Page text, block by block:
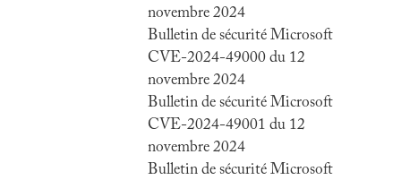
novembre 2024
Bulletin de sécurité Microsoft
CVE-2024-49000 du 12
novembre 2024
Bulletin de sécurité Microsoft
CVE-2024-49001 du 12
novembre 2024
Bulletin de sécurité Microsoft